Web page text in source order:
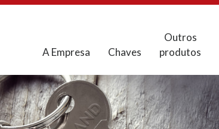
A Empresa Chaves
Outros
produtos